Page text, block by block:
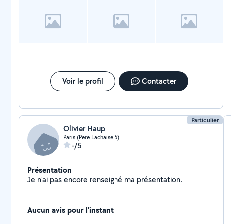
Voir le profil Contacter
Particulier
Olivier Haup
Paris (Pere Lachaise 5)
-/5
Présentation
Je n'ai pas encore renseigné ma présentation.
Aucun avis pour l'instant